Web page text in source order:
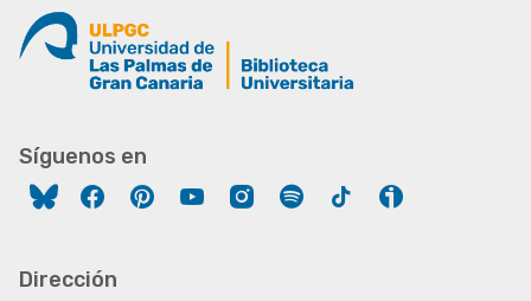
Síguenos en
FacebookPinterestYouTubeInstagram
Spotify Tiktok
Dirección